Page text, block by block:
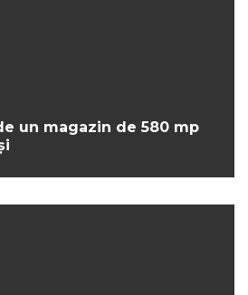
un magazin de 580 mp